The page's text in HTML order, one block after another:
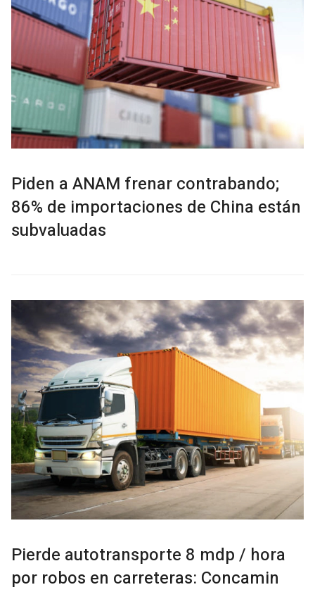
Piden a ANAM frenar contrabando;
86% de importaciones de China están
subvaluadas
Pierde autotransporte 8 mdp / hora
por robos en carreteras: Concamin